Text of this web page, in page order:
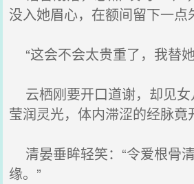
没入她眉心，在额间留下一点
“这会不会太贵重了，我替
云栖刚要开口道谢，却见女
莹润灵光，体内滞涩的经脉竟
清晏垂眸轻笑：“令爱根骨
缘。”